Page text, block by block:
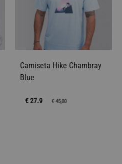
Camiseta Hike Chambray
Blue
€ 27.9 €45,00